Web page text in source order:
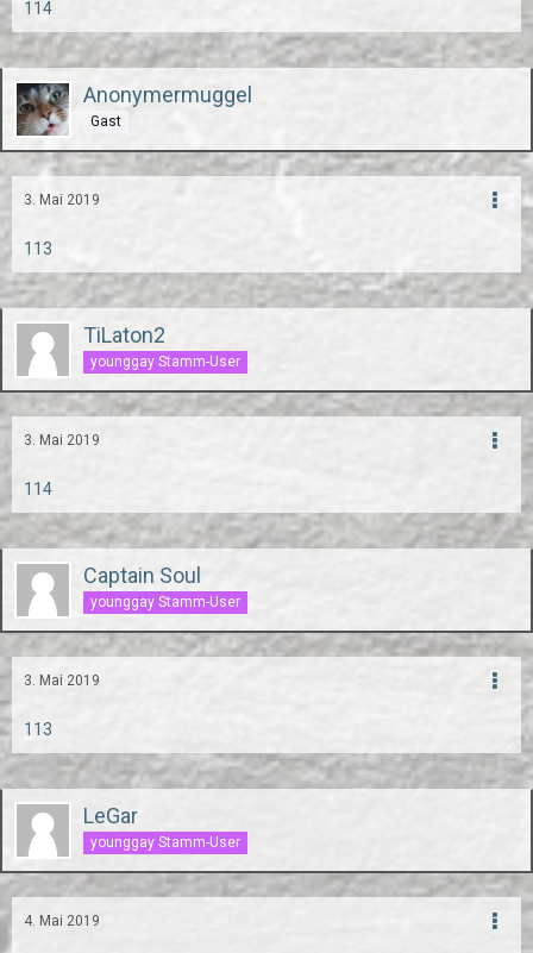
114
Anonymermuggel
Gast
3. Mai 2019
113
TiLaton2
younggay Stamm-User
3. Mai 2019
114
Captain Soul
younggay Stamm-User
3. Mai 2019
113
LeGar
younggay Stamm-User
4. Mai 2019